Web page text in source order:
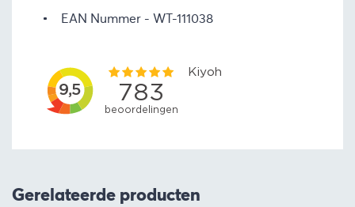
EAN Nummer WT-111038
Gerelateerde producten